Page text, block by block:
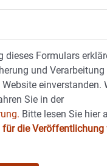
dieses Formulars
und Verarbeitung
einverstanden.
Sie in der
Bitte lesen Sie hier
für die Veröffentlichung